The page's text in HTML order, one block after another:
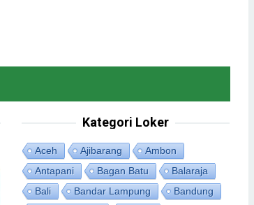
Kategori Loker
Aceh Ajibarang
Ambon
Antapani
Bagan Batu
Balaraja
Bali
Bandar Lampung
Bandung